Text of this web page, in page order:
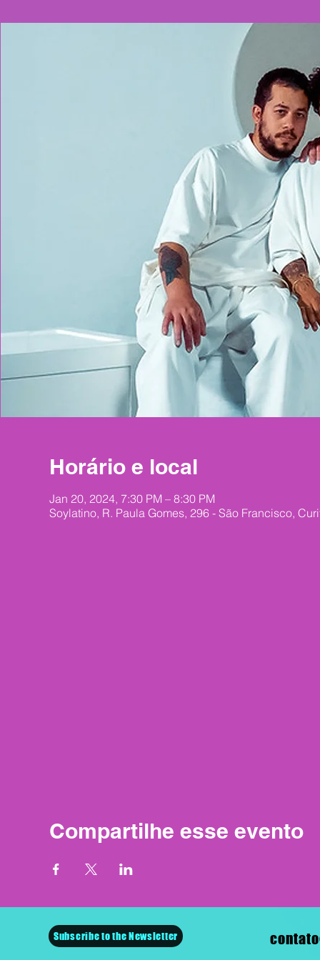
Horário e local
Jan 20, 2024, 7:30 PM – 8:30 PM
Soylatino, R. Paula Gomes, 296 - São Francisco,
Compartilhe esse evento
Subscribe to the Newsletter